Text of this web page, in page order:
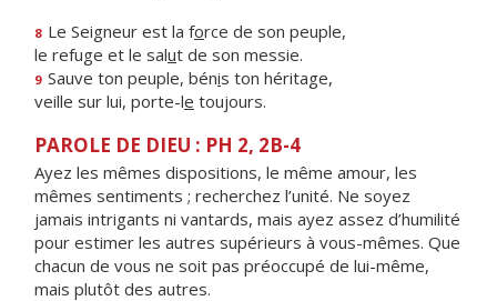
8 Le Seigneur est la force de son peuple,
le refuge et le salut de son messie.
9 Sauve ton peuple, bénis ton héritage,
veille sur lui, porte-le toujours.
PAROLE DE DIEU : PH 2, 2B-4
Ayez les mêmes dispositions, le même amour, les
mêmes sentiments ; recherchez l’unité. Ne soyez
jamais intrigants ni vantards, mais ayez assez d’humilité
pour estimer les autres supérieurs à vous-mêmes. Que
chacun de vous ne soit pas préoccupé de lui-même,
mais plutôt des autres.